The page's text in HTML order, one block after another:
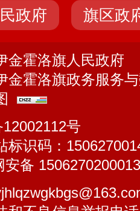
政府 旗区政
金霍洛旗人民政府
金霍洛旗政务服务
号
标识码：
安备